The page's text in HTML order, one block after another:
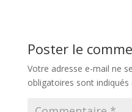
Poster le
Votre adresse e-mail ne
obligatoires sont indiqués